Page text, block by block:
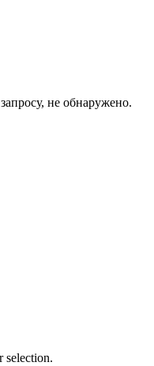
не обнаружено.
selection.